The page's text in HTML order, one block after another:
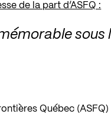
de la part d’ASFQ :
sous
Québec